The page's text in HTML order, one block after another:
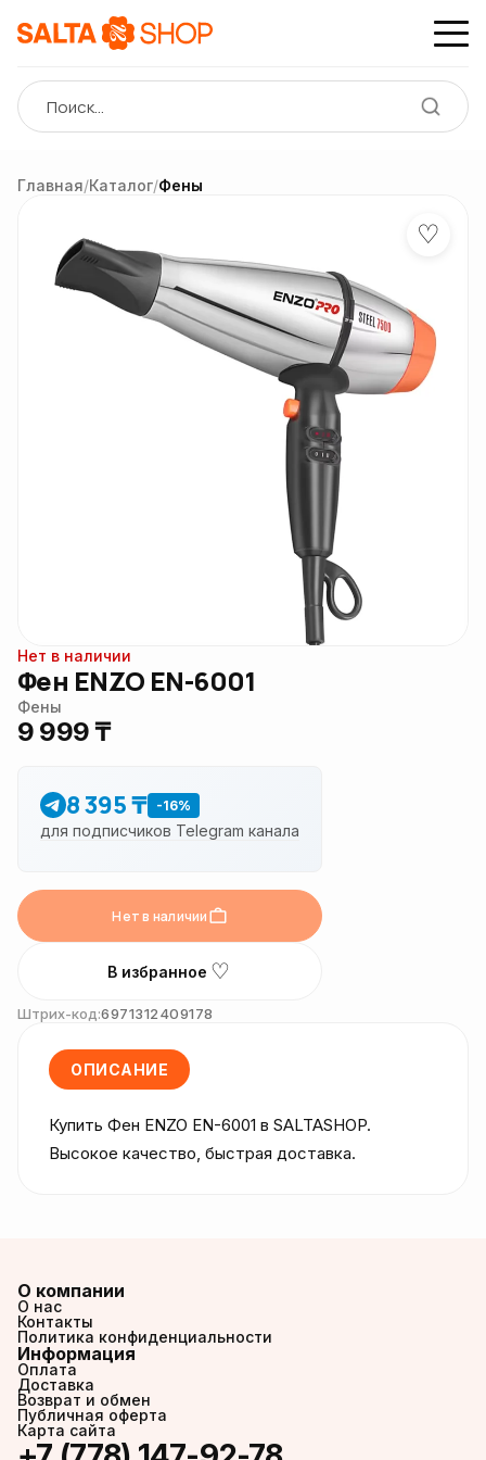
Главная/Каталог/Фены
♡
Нет в наличии
Фен ENZO EN-6001
Фены
9 999 ₸
8 395 ₸ -16%
для подписчиков Telegram канала
Нет в наличии
В избранное ♡
Штрих-код:6971312409178
ОПИСАНИЕ
Купить Фен ENZO EN-6001 в SALTASHOP.
Высокое качество, быстрая доставка.
О компании
О нас
Контакты
Политика конфиденциальности
Информация
Оплата
Доставка
Возврат и обмен
Публичная оферта
Карта сайта